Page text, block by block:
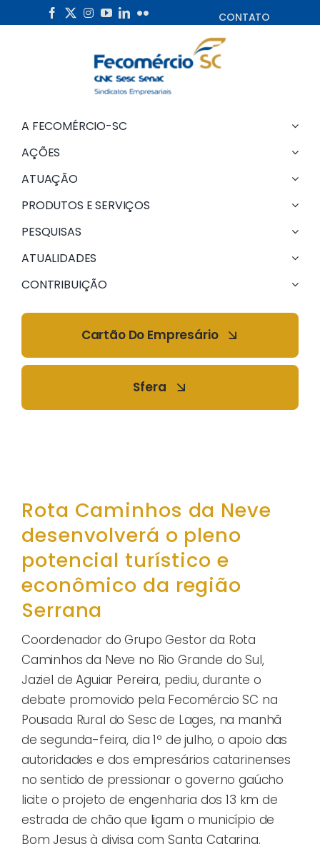
to
CONTATO
A FECOMÉRCIO-SC
AÇÕES
ATUAÇÃO
PRODUTOS E SERVIÇOS
PESQUISAS
ATUALIDADES
CONTRIBUIÇÃO
Cartão Do Empresário
Sfera
Rota Caminhos da Neve
desenvolverá o pleno
potencial turístico e
econômico da região
Serrana
Coordenador do Grupo Gestor da Rota
Caminhos da Neve no Rio Grande do Sul,
Jaziel de Aguiar Pereira, pediu, durante o
debate promovido pela Fecomércio SC na
Pousada Rural do Sesc de Lages, na manhã
de segunda-feira, dia 1º de julho, o apoio das
autoridades e dos empresários catarinenses
no sentido de pressionar o governo gaúcho
licite o projeto de engenharia dos 13 km de
estrada de chão que ligam o município de
Bom Jesus à divisa com Santa Catarina.